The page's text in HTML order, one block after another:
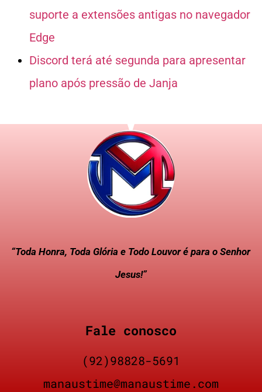
suporte a extensões antigas no navegador
Edge
Discord terá até segunda para apresentar
plano após pressão de Janja
“Toda Honra, Toda Glória e Todo Louvor é para o Senhor
Jesus!”
Fale conosco
(92)98828-5691
manaustime@manaustime.com